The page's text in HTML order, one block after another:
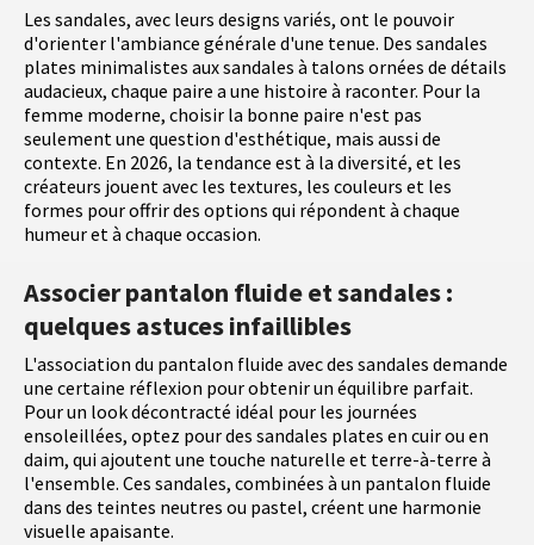
Les sandales, avec leurs designs variés, ont le pouvoir
d'orienter l'ambiance générale d'une tenue. Des sandales
plates minimalistes aux sandales à talons ornées de détails
audacieux, chaque paire a une histoire à raconter. Pour la
femme moderne, choisir la bonne paire n'est pas
seulement une question d'esthétique, mais aussi de
contexte. En 2026, la tendance est à la diversité, et les
créateurs jouent avec les textures, les couleurs et les
formes pour offrir des options qui répondent à chaque
humeur et à chaque occasion.
Associer pantalon fluide et sandales :
quelques astuces infaillibles
L'association du pantalon fluide avec des sandales demande
une certaine réflexion pour obtenir un équilibre parfait.
Pour un look décontracté idéal pour les journées
ensoleillées, optez pour des sandales plates en cuir ou en
daim, qui ajoutent une touche naturelle et terre-à-terre à
l'ensemble. Ces sandales, combinées à un pantalon fluide
dans des teintes neutres ou pastel, créent une harmonie
visuelle apaisante.